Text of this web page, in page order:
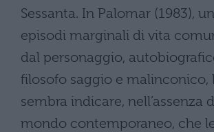
Sessanta. In Palomar (1983),
episodi marginali di vita
dal personaggio,
filosofo saggio e malinconico,
sembra indicare, nell’assenza
mondo contemporaneo, che